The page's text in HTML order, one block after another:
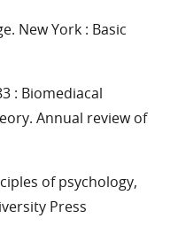
New York : Basic
: Biomediacal
Annual review of
of psychology,
Press